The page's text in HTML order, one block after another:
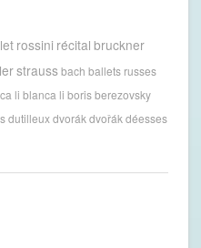
rossini récital bruckner
strauss bach ballets russes
li blanca li boris berezovsky
dutilleux dvorák dvořák déesses